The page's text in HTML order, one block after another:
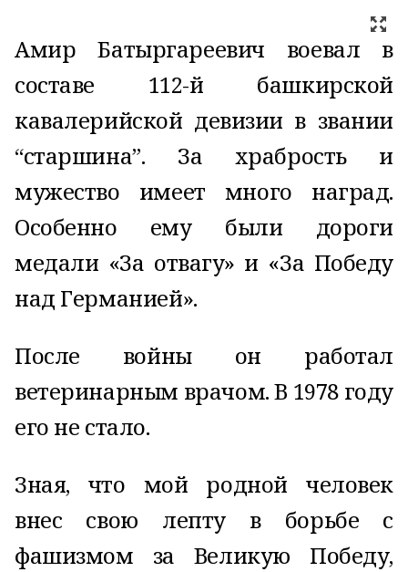
Амир Батыргареевич воевал в
составе 112-й башкирской
кавалерийской девизии в звании
“старшина”. За храбрость и
мужество имеет много наград.
Особенно ему были дороги
медали «За отвагу» и «За Победу
над Германией».
После войны он работал
ветеринарным врачом. В 1978 году
его не стало.
Зная, что мой родной человек
внес свою лепту в борьбе с
фашизмом за Великую Победу,